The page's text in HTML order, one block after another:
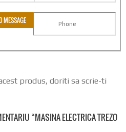
produs, doriti sa scrie-ti
“MASINA ELECTRICA TREZO